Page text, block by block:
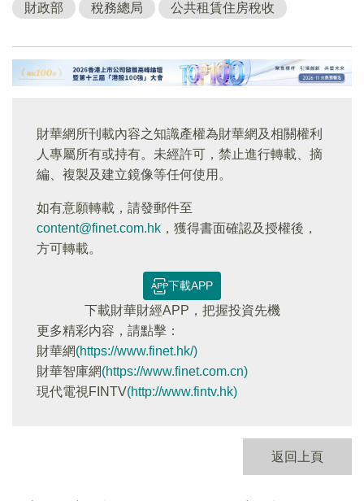
財政部 稅務總局 公共租賃住房稅收
財華網所刊載內容之知識產權為財華網及相關權利
人專屬所有或持有。未經許可，禁止進行轉載、摘
編、複製及建立鏡像等任何使用。
如有意願轉載，請發郵件至
content@finet.com.hk ，獲得書面確認及授權後，
方可轉載。
下載APP
下載財華財經APP，把握投資先機
更多精彩内容，請點擊：
財華網(https://www.finet.hk/)
財華智庫網(https://www.finet.com.cn)
現代電視FINTV(http://www.fintv.hk)
返回上頁